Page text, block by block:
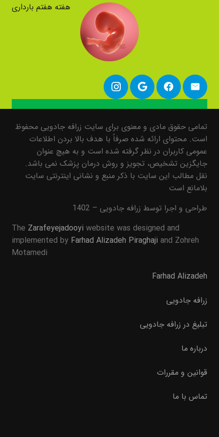
هفته هفتم بارداری
تمامی حقوق مادی و معنوی برای سایت زرافه جادویی محفوظ
است. محتوای ارائه شده صرفاً با هدف بالا بردن اطلاعات
عمومی کاربران در نظر گرفته شده است و به هیچ عنوان
جایگزین تشخیص، تجویز و روش درمان پزشک نمی باشد.
نقل مطالب این سایت با ذکر منبع و نشانی اینترنتی سایت
بلامانع است
طراحی و اجرا توسط زرافه جادویی – 1402
The Zarafeyejadooyi website was designed and
implemented by Farhad Alizadeh Piraghaji and Zohreh
Motamedi
Farhad Alizadeh
زرافه جادویی
تبلیغ در زرافه جادویی
درباره ما
قوانین و مقررات
تماس با ما